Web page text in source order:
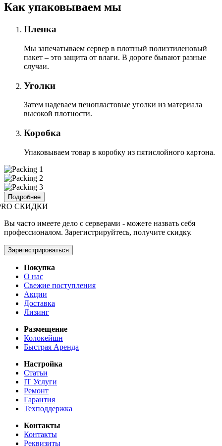
Как упаковываем мы
Пленка
Мы запечатываем сервер в плотный полиэтиленовый
пакет – это защита от влаги. В дороге бывают разные
случаи.
Уголки
Затем надеваем пенопластовые уголки из материала
высокой плотности.
Коробка
Упаковываем товар в коробку из пятислойного картона.
Подробнее
СКИДКИ
Вы часто имеете дело с серверами - можете назвать себя
профессионалом. Зарегистрируйтесь, получите скидку.
Зарегистрироваться
Покупка
О нас
Свежие поступления
Акции
Доставка
Лизинг
Размещение
Колокейшн
Быстрая Аренда
Настройка
Статьи
IT Услуги
Ремонт
Гарантия
Техподдержка
Контакты
Контакты
Реквизиты